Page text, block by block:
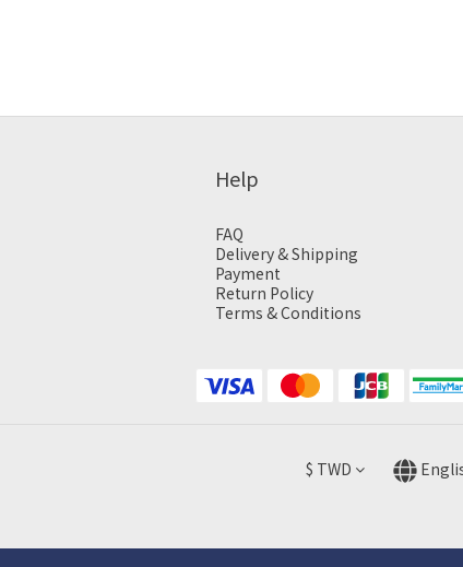
Help
FAQ
Delivery & Shipping
Payment
Return Policy
Terms & Conditions
$ TWD